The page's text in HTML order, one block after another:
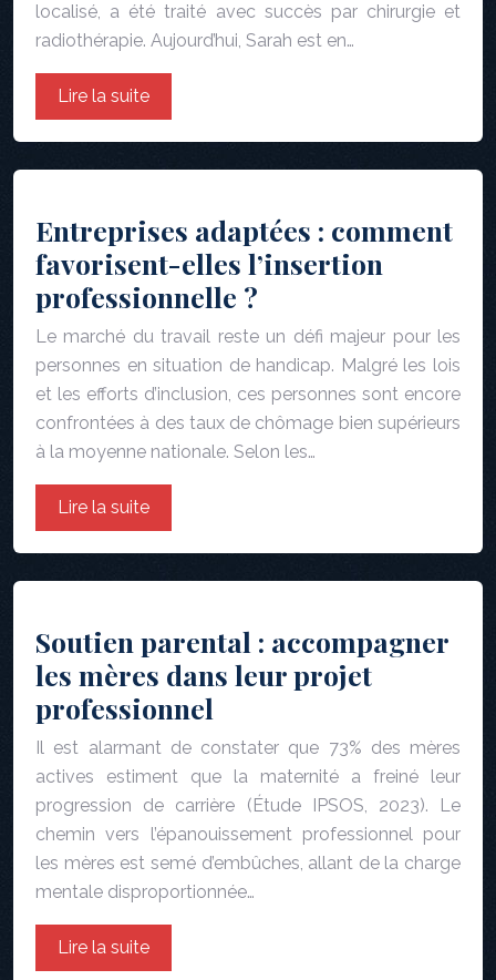
localisé, a été traité avec succès par chirurgie et
radiothérapie. Aujourd’hui, Sarah est en…
Lire la suite
Entreprises adaptées : comment
favorisent-elles l’insertion
professionnelle ?
Le marché du travail reste un défi majeur pour les
personnes en situation de handicap. Malgré les lois
et les efforts d’inclusion, ces personnes sont encore
confrontées à des taux de chômage bien supérieurs
à la moyenne nationale. Selon les…
Lire la suite
Soutien parental : accompagner
les mères dans leur projet
professionnel
Il est alarmant de constater que 73% des mères
actives estiment que la maternité a freiné leur
progression de carrière (Étude IPSOS, 2023). Le
chemin vers l’épanouissement professionnel pour
les mères est semé d’embûches, allant de la charge
mentale disproportionnée…
Lire la suite